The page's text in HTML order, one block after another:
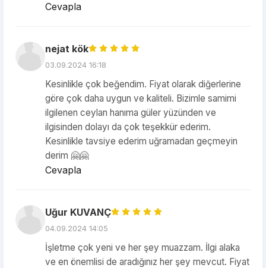
Cevapla
nejat kök
03.09.2024 16:18
Kesinlikle çok beğendim. Fiyat olarak diğerlerine
göre çok daha uygun ve kaliteli. Bizimle samimi
ilgilenen ceylan hanıma güler yüzünden ve
ilgisinden dolayı da çok teşekkür ederim.
Kesinlikle tavsiye ederim uğramadan geçmeyin
derim 🤗🤗
Cevapla
Uğur KUVANÇ
04.09.2024 14:05
İşletme çok yeni ve her şey muazzam. İlgi alaka
ve en önemlisi de aradığınız her şey mevcut. Fiyat